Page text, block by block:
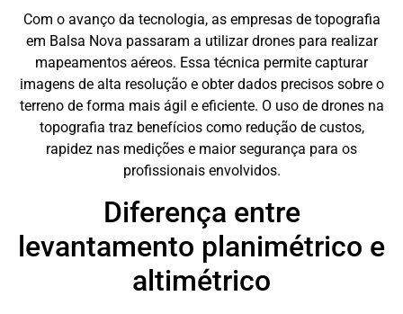
Com o avanço da tecnologia, as empresas de topografia
em Balsa Nova passaram a utilizar drones para realizar
mapeamentos aéreos. Essa técnica permite capturar
imagens de alta resolução e obter dados precisos sobre o
terreno de forma mais ágil e eficiente. O uso de drones na
topografia traz benefícios como redução de custos,
rapidez nas medições e maior segurança para os
profissionais envolvidos.
Diferença entre
levantamento planimétrico e
altimétrico